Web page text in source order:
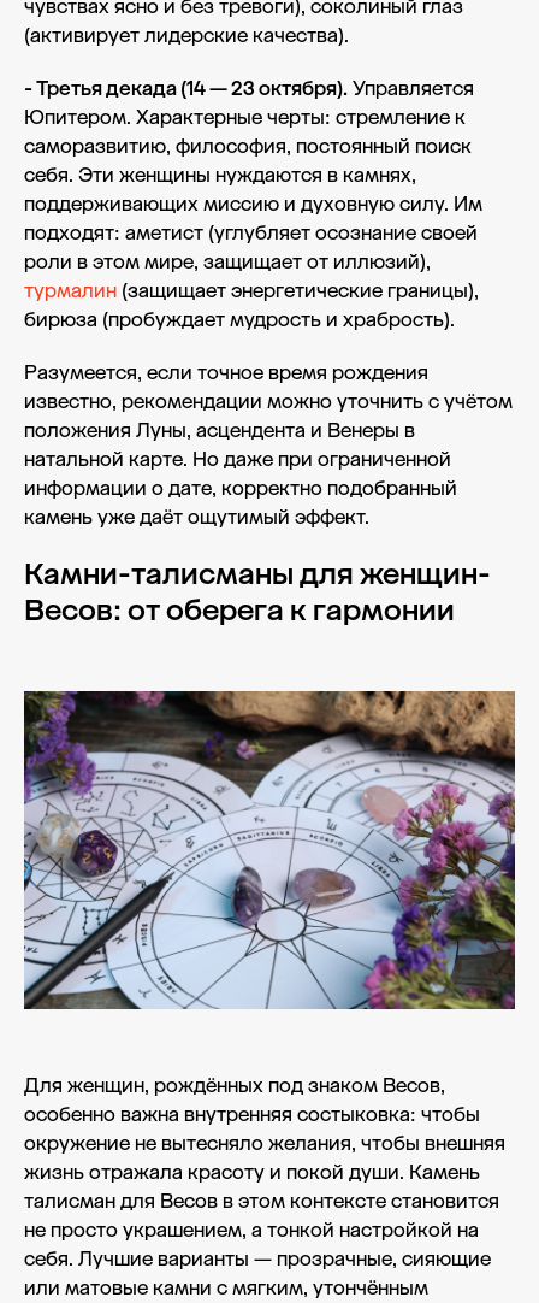
чувствах ясно и без тревоги), соколиный глаз
(активирует лидерские качества).
- Третья декада (14 — 23 октября). Управляется
Юпитером. Характерные черты: стремление к
саморазвитию, философия, постоянный поиск
себя. Эти женщины нуждаются в камнях,
поддерживающих миссию и духовную силу. Им
подходят: аметист (углубляет осознание своей
роли в этом мире, защищает от иллюзий),
турмалин (защищает энергетические границы),
бирюза (пробуждает мудрость и храбрость).
Разумеется, если точное время рождения
известно, рекомендации можно уточнить с учётом
положения Луны, асцендента и Венеры в
натальной карте. Но даже при ограниченной
информации о дате, корректно подобранный
камень уже даёт ощутимый эффект.
Камни-талисманы для женщин-
Весов: от оберега к гармонии
Для женщин, рождённых под знаком Весов,
особенно важна внутренняя состыковка: чтобы
окружение не вытесняло желания, чтобы внешняя
жизнь отражала красоту и покой души. Камень
талисман для Весов в этом контексте становится
не просто украшением, а тонкой настройкой на
себя. Лучшие варианты — прозрачные, сияющие
или матовые камни с мягким, утончённым